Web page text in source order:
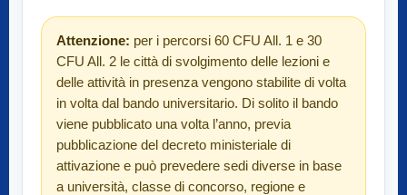
Attenzione: per i percorsi 60 CFU All. 1 e 30
CFU All. 2 le città di svolgimento delle lezioni e
delle attività in presenza vengono stabilite di volta
in volta dal bando universitario. Di solito il bando
viene pubblicato una volta l’anno, previa
pubblicazione del decreto ministeriale di
attivazione e può prevedere sedi diverse in base
a università, classe di concorso, regione e